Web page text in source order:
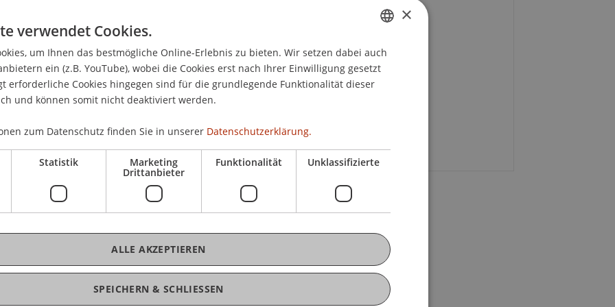
(AIA), an dem das Fürstentum
für ihre (liechtensteinischen)
notwendig, eineRegularisierungihrer
die sie ua über liechtensteinische
halten, vorzunehmen: Soweit erforderlich
ihre begangenen und
Steuern zu vermeiden.
auf die aktuellen Entwicklungen
Gruppenanfragen,
Standardsein. Es befasst sich darüber hinaus
zur Regularisierung begangener
durch deren Finanzintermediäre in
im Zusammenhang mit liechtensteinischen
Prof. Dr. Martin Wenz
+423 265 11 58
E-Mail
E-Mail
GERMAN
ENGLISH
×
verwendet Cookies.
um Ihnen das bestmögliche Online-Erlebnis zu bieten. Wir setzen dabei auch
ein (z.B. YouTube), wobei die Cookies erst nach Ihrer Einwilligung gesetzt
erforderliche Cookies hingegen sind für die grundlegende Funktionalität dieser
und können somit nicht deaktiviert werden.
zum Datenschutz finden Sie in unserer Datenschutzerklärung.
Statistik Marketing
Drittanbieter
Funktionalität Unklassifizierte
SPEICHERN & SCHLIESSEN
ALLE AKZEPTIEREN